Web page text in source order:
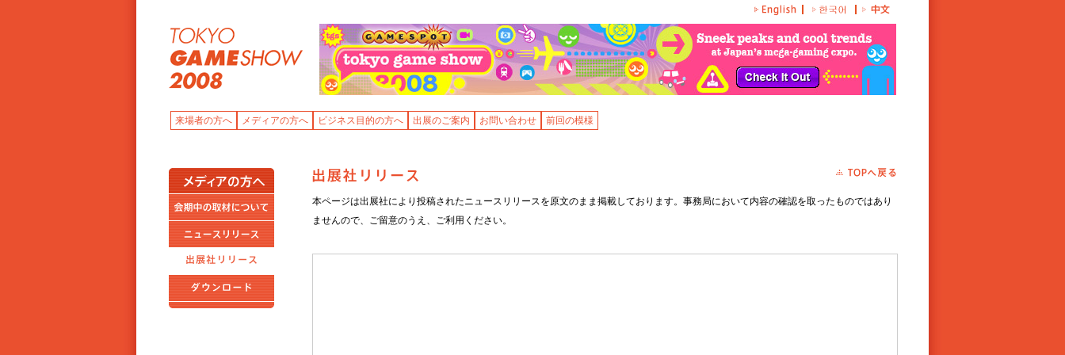
来場者の方へ メディアの方へ ビジネス目的の方へ 出展のご案内 お問い合わせ 前回の模様
本ページは出展社により投稿されたニュースリリースを原文のまま掲載しております。事務局において内容の確認を取ったものではあり
ませんので、ご留意のうえ、ご利用ください。